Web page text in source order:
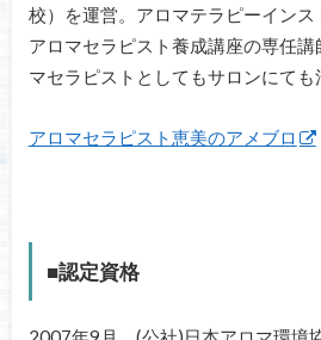
校）を運営。アロマテラピーインス
アロマセラピスト養成講座の専任
マセラピストとしてもサロンにても
アロマセラピスト恵美のアメブロ
■認定資格